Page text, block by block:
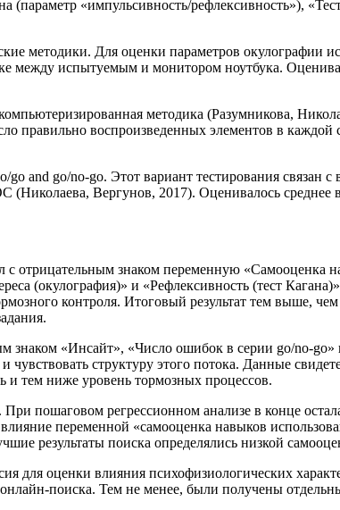
«импульсивность/рефлексивность»),
методики. Для оценки параметров окулографии
между испытуемым и монитором ноутбука.
методика (Разумникова,
правильно воспроизведенных элементов в
go and go/no-go. Этот вариант тестирования
Вергунов, 2017). Оценивалось
отрицательным знаком переменную «Самооценка
(окулография)» и «Рефлексивность (тест
контроля. Итоговый результат тем выше,
«Инсайт», «Число ошибок в серии go/no-go»
чувствовать структуру этого потока. Данные
и тем ниже уровень тормозных процессов.
пошаговом регрессионном анализе в конце
переменной «самооценка навыков
результаты поиска определялись низкой
для оценки влияния психофизиологических
онлайн-поиска. Тем не менее, были получены